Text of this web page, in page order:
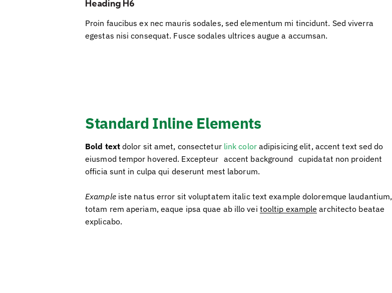
Heading H6
Proin faucibus ex nec mauris sodales, sed elementum mi tincidunt. Sed viverra
egestas nisi consequat. Fusce sodales ultrices augue a accumsan.
Standard Inline Elements
Bold textdolor sit amet, consectetur link coloradipisicing elit, accent text sed do
eiusmod tempor hovered. Excepteur accent background cupidatat non proident
officia sunt in culpa qui deserunt mest laborum.
Exampleiste natus error sit voluptatem italic text example doloremque laudantium,
totam rem aperiam, eaque ipsa quae ab illo vei tooltip example architecto beatae
explicabo.